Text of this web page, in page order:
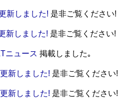
新しました! 是非ご覧ください!
新しました! 是非ご覧ください!
ニュース 掲載しました｡
新しました! 是非ご覧ください!
新しました! 是非ご覧ください!